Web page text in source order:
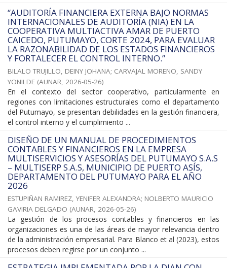
“AUDITORÍA FINANCIERA EXTERNA BAJO NORMAS
INTERNACIONALES DE AUDITORÍA (NIA) EN LA
COOPERATIVA MULTIACTIVA AMAR DE PUERTO
CAICEDO, PUTUMAYO, CORTE 2024, PARA EVALUAR
LA RAZONABILIDAD DE LOS ESTADOS FINANCIEROS
Y FORTALECER EL CONTROL INTERNO.”
BILALO TRUJILLO, DEINY JOHANA; CARVAJAL MORENO, SANDY
YONILDE (AUNAR, 2026-05-26)
En el contexto del sector cooperativo, particularmente en
regiones con limitaciones estructurales como el departamento
del Putumayo, se presentan debilidades en la gestión financiera,
el control interno y el cumplimiento ...
DISEÑO DE UN MANUAL DE PROCEDIMIENTOS
CONTABLES Y FINANCIEROS EN LA EMPRESA
MULTISERVICIOS Y ASESORÍAS DEL PUTUMAYO S.A.S
– MULTISERP S.A.S, MUNICIPIO DE PUERTO ASÍS,
DEPARTAMENTO DEL PUTUMAYO PARA EL AÑO
2026
ESTUPIÑAN RAMIREZ, YENIFER ALEXANDRA; NOLBERTO MAURICIO
GAVIRIA DELGADO (AUNAR, 2026-05-26)
La gestión de los procesos contables y financieros en las
organizaciones es una de las áreas de mayor relevancia dentro
de la administración empresarial. Para Blanco et al (2023), estos
procesos deben regirse por un conjunto ...